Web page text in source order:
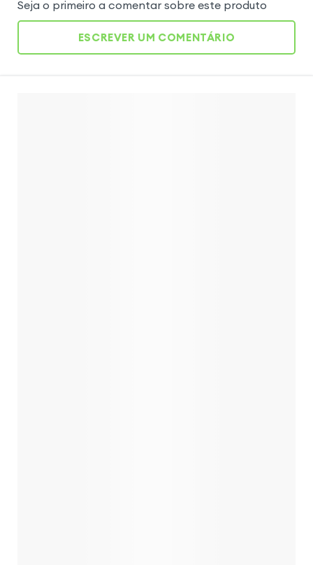
Seja o primeiro a comentar sobre este produto
ESCREVER UM COMENTÁRIO